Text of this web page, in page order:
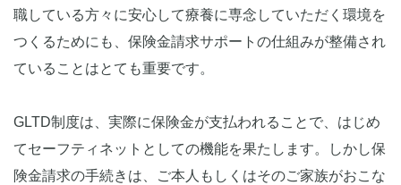
職している方々に安心して療養に専念していただく環境を
つくるためにも、保険金請求サポートの仕組みが整備され
ていることはとても重要です。
GLTD制度は、実際に保険金が支払われることで、はじめ
てセーフティネットとしての機能を果たします。しかし保
険金請求の手続きは、ご本人もしくはそのご家族がおこな